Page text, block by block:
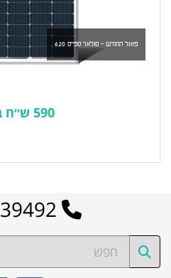
פאנל החודש - סולאר ספייס 620
590 ש״ח בלבד!